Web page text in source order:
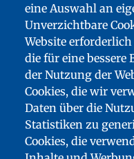
eine Auswahl an
Unverzichtbare
Website
die für eine
der Nutzung der
Cookies, die wir
Daten über die
Statistiken zu
Cookies, die